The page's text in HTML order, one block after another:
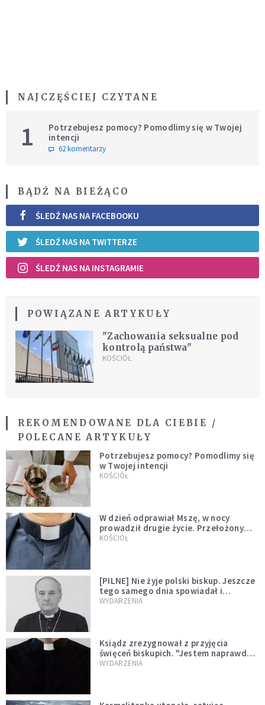
NAJCZĘŚCIEJ CZYTANE
1
Potrzebujesz pomocy? Pomodlimy się w Twojej
intencji
62 komentarzy
BĄDŹ NA BIEŻĄCO
ŚLEDŹ NAS NA FACEBOOKU
ŚLEDŹ NAS NA TWITTERZE
ŚLEDŹ NAS NA INSTAGRAMIE
POWIĄZANE ARTYKUŁY
"Zachowania seksualne pod
kontrolą państwa"
KOŚCIÓŁ
REKOMENDOWANE DLA CIEBIE /
POLECANE ARTYKUŁY
Potrzebujesz pomocy? Pomodlimy się
w Twojej intencji
KOŚCIÓŁ
W dzień odprawiał Mszę, w nocy
prowadził drugie życie. Przełożony
kazał mu opuścić zakon
KOŚCIÓŁ
[PILNE] Nie żyje polski biskup. Jeszcze
tego samego dnia spowiadał i
sprawował Mszę świętą
WYDARZENIA
Ksiądz zrezygnował z przyjęcia
święceń biskupich. "Jestem naprawdę
niegodny"
WYDARZENIA